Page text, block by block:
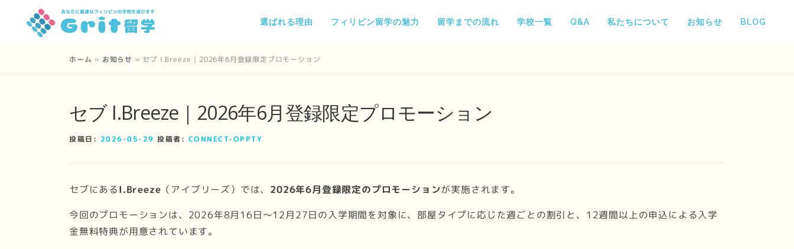
選ばれる理由 フィリピン留学の魅力 留学までの流れ 学校一覧 Q&A 私たちについて お知らせ BLOG
ホーム »お知らせ »セブ I.Breeze｜2026年6月登録限定プロモーション
セブ I.Breeze｜2026年6月登録限定プロモーション
投稿日: 2026-05-29 投稿者: CONNECT-OPPTY
セブにあるI.Breeze （アイブリーズ）では、 2026年6月登録限定のプロモーションが実施されます。
今回のプロモーションは、2026年8月16日～12月27日の入学期間を対象に、部屋タイプに応じた週ごとの割引と、12週間以上の申込による入学
金無料特典が用意されています。